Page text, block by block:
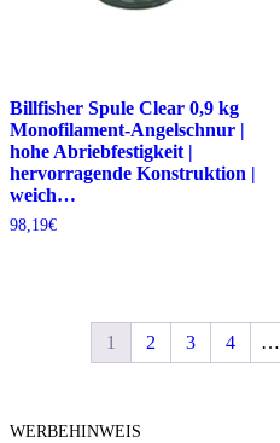
Billfisher Spule Clear 0,9 kg
Monofilament-Angelschnur |
hohe Abriebfestigkeit |
hervorragende Konstruktion |
weich…
98,19€
1 2 3 4 …
WERBEHINWEIS